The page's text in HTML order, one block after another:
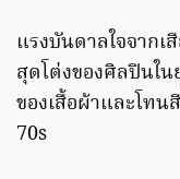
แรงบันดาลใจจาก
สุดโต่งของศิลปินใ
ของเสื้อผ้าและโท
70s